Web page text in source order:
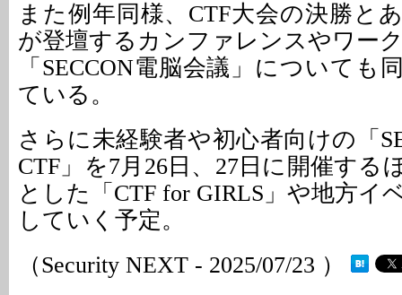
また例年同様、CTF大会の決勝と
が登壇するカンファレンスやワー
「SECCON電脳会議」についても
ている。
さらに未経験者や初心者向けの「
CTF」を7月26日、27日に開催する
とした「CTF for GIRLS」や地方イ
していく予定。
（Security NEXT - 2025/07/23 ）